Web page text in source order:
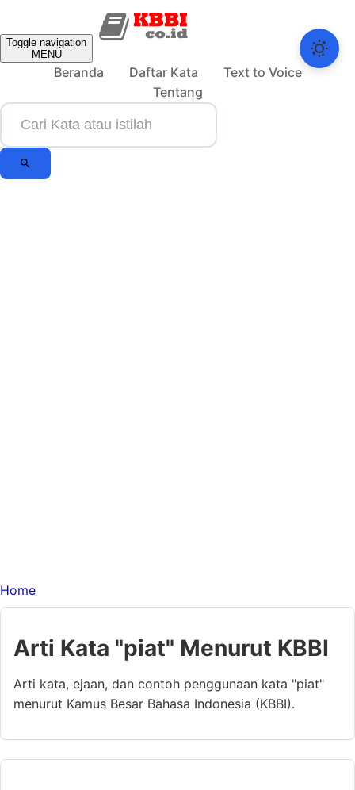
Toggle navigation
MENU
Beranda Daftar Kata
Text to Voice
Tentang
Home
Arti Kata "piat" Menurut KBBI
Arti kata, ejaan, dan contoh penggunaan kata "piat"
menurut Kamus Besar Bahasa Indonesia (KBBI).